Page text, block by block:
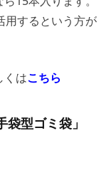
用するという方が
くはこちら
型ゴミ袋」